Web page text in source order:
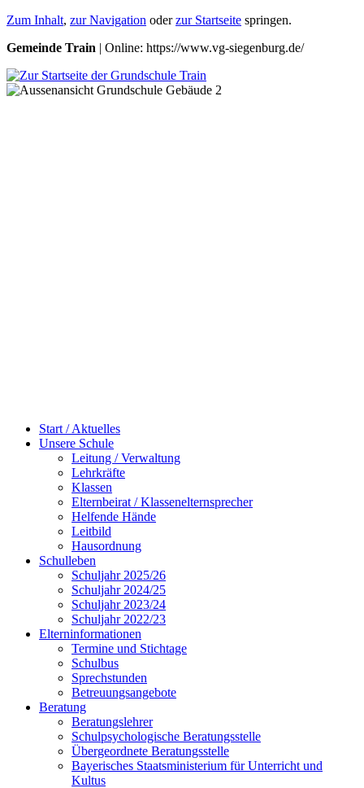
Zum Inhalt, zur Navigation oderzur Startseite springen.
Gemeinde Train | Online: https://www.vg-siegenburg.de/
Start / Aktuelles
Unsere Schule
Leitung / Verwaltung
Lehrkräfte
Klassen
Elternbeirat / Klassenelternsprecher
Helfende Hände
Leitbild
Hausordnung
Schulleben
Schuljahr 2025/26
Schuljahr 2024/25
Schuljahr 2023/24
Schuljahr 2022/23
Elterninformationen
Termine und Stichtage
Schulbus
Sprechstunden
Betreuungsangebote
Beratung
Beratungslehrer
Schulpsychologische Beratungsstelle
Übergeordnete Beratungsstelle
Bayerisches Staatsministerium für Unterricht und
Kultus